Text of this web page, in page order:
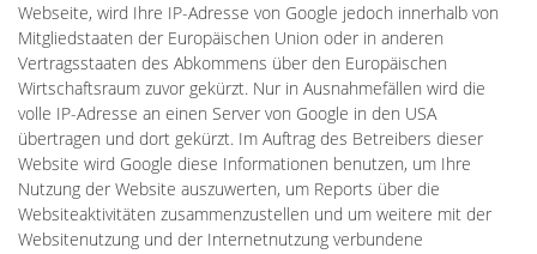
Webseite, wird Ihre IP-Adresse von Google jedoch innerhalb von
Mitgliedstaaten der Europäischen Union oder in anderen
Vertragsstaaten des Abkommens über den Europäischen
Wirtschaftsraum zuvor gekürzt. Nur in Ausnahmefällen wird die
volle IP-Adresse an einen Server von Google in den USA
übertragen und dort gekürzt. Im Auftrag des Betreibers dieser
Website wird Google diese Informationen benutzen, um Ihre
Nutzung der Website auszuwerten, um Reports über die
Websiteaktivitäten zusammenzustellen und um weitere mit der
Websitenutzung und der Internetnutzung verbundene